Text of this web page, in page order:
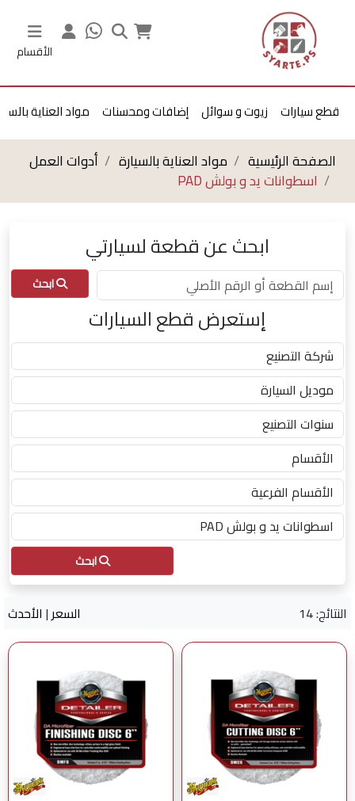
الأقسام
قطع سيارات زيوت و سوائل إضافات ومحسنات مواد العناية
الصفحة الرئيسية مواد العناية بالسيارة أدوات العمل
اسطوانات يد و بولش PAD
ابحث عن قطعة لسيارتي
ابحث
إستعرض قطع السيارات
ابحث
النتائج: 14 السعر | الأحدث